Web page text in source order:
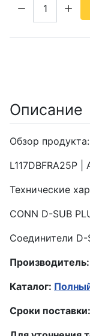
Описание
Обзор продукта:
L117DBFRA25P
Технические
CONN D-SUB
Соединители D-
Производитель:
Каталог:
Сроки